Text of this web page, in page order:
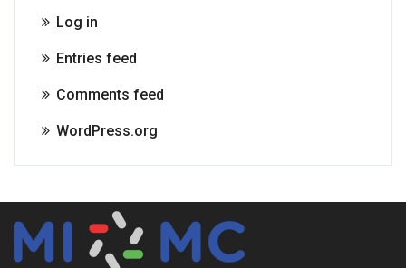
Log in
Entries feed
Comments feed
WordPress.org